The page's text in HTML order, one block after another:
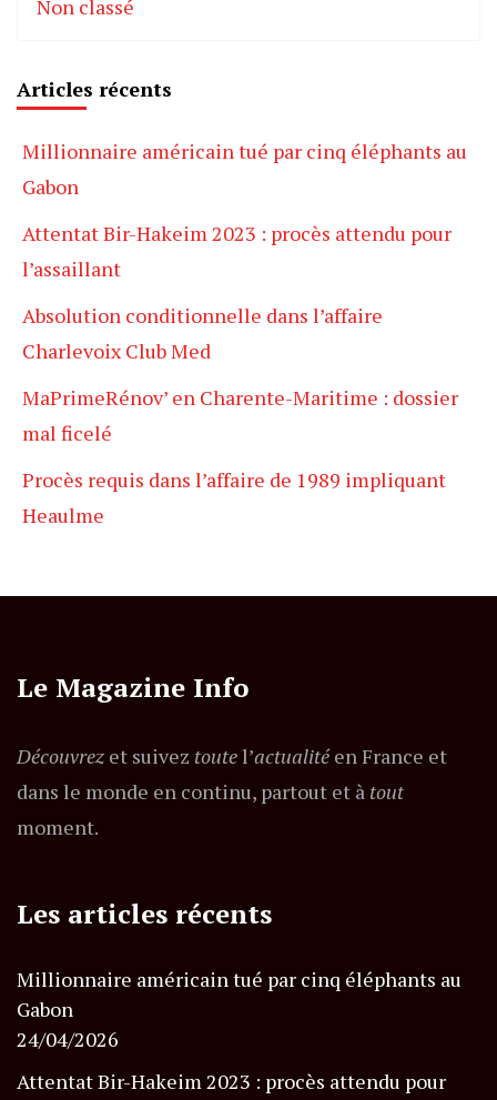
Non classé
Articles récents
Millionnaire américain tué par cinq éléphants au
Gabon
Attentat Bir-Hakeim 2023 : procès attendu pour
l’assaillant
Absolution conditionnelle dans l’affaire
Charlevoix Club Med
MaPrimeRénov’ en Charente-Maritime : dossier
mal ficelé
Procès requis dans l’affaire de 1989 impliquant
Heaulme
Le Magazine Info
Découvrez et suivez toutel’actualitéen France et
dans le monde en continu, partout et à tout
moment.
Les articles récents
Millionnaire américain tué par cinq éléphants au
Gabon
24/04/2026
Attentat Bir-Hakeim 2023 : procès attendu pour